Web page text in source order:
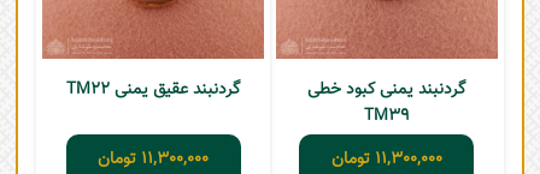
گردنبند یمنی کبود خطی
TM39
11,300,000 تومان
گردنبند عقیق یمنی TM22
11,300,000 تومان